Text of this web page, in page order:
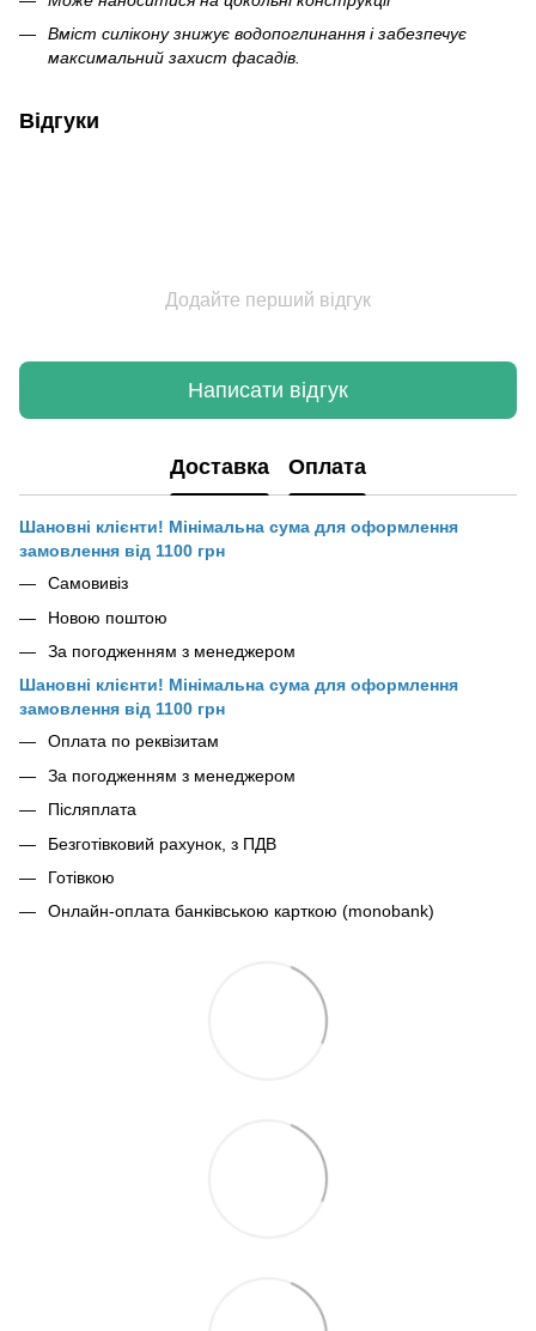
Вміст силікону знижує водопоглинання і забезпечує
максимальний захист фасадів.
Відгуки
Додайте перший відгук
Написати відгук
Доставка Оплата
Шановні клієнти! Мінімальна сума для оформлення
замовлення від 1100 грн
Самовивіз
Новою поштою
За погодженням з менеджером
Шановні клієнти! Мінімальна сума для оформлення
замовлення від 1100 грн
Оплата по реквізитам
За погодженням з менеджером
Післяплата
Безготівковий рахунок, з ПДВ
Готівкою
Онлайн-оплата банківською карткою (monobank)